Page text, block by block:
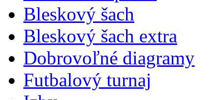
Bleskový šach
Bleskový šach extra
Dobrovoľné diagramy
Futbalový turnaj